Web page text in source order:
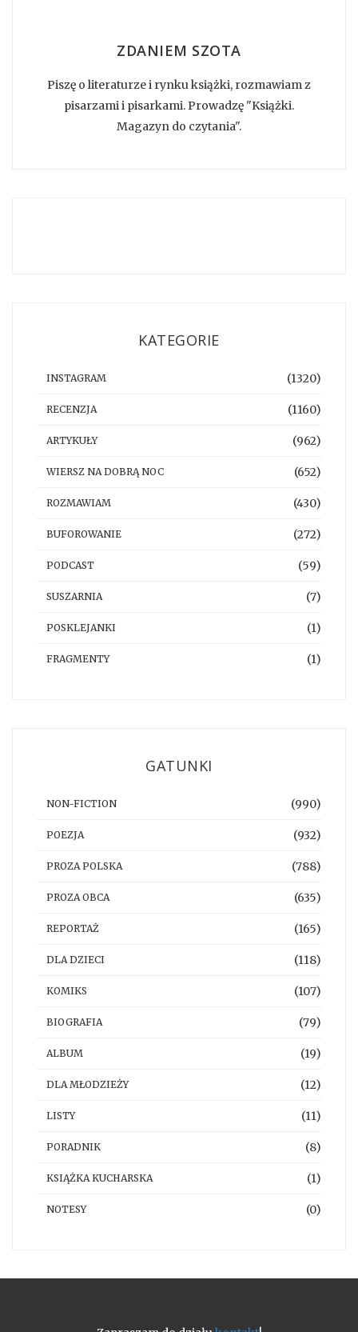
ZDANIEM SZOTA
Piszę o literaturze i rynku książki, rozmawiam z
pisarzami i pisarkami. Prowadzę "Książki.
Magazyn do czytania".
KATEGORIE
INSTAGRAM (1320)
RECENZJA (1160)
ARTYKUŁY (962)
WIERSZ NA DOBRĄ NOC (652)
ROZMAWIAM (430)
BUFOROWANIE (272)
PODCAST (59)
SUSZARNIA (7)
POSKLEJANKI (1)
FRAGMENTY (1)
GATUNKI
NON-FICTION (990)
POEZJA (932)
PROZA POLSKA (788)
PROZA OBCA (635)
REPORTAŻ (165)
DLA DZIECI (118)
KOMIKS (107)
BIOGRAFIA (79)
ALBUM (19)
DLA MŁODZIEŻY (12)
LISTY (11)
PORADNIK (8)
KSIĄŻKA KUCHARSKA (1)
NOTESY (0)